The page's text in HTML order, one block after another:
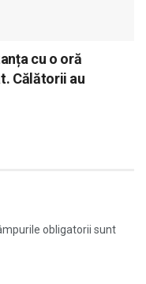
cu o oră
Călătorii au
obligatorii sunt